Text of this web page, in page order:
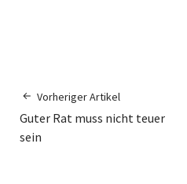
Vorheriger Artikel
Guter Rat muss nicht teuer
sein